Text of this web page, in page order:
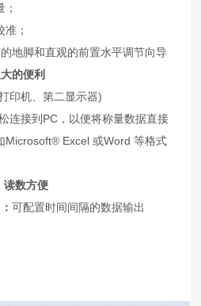
；
地脚和直观的前置水平调节向导
的便利
印机、第二显示器)
连接到PC，以便将称量数据直接
Microsoft® Excel 或Word 等格式
读数方便
可配置时间间隔的数据输出